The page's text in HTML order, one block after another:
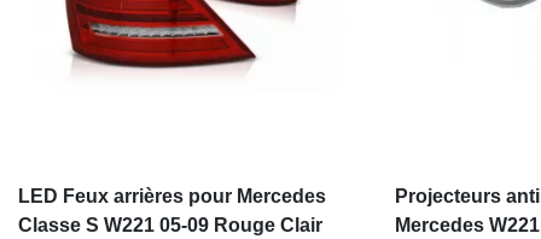
LED Feux arrières pour Mercedes
Classe S W221 05-09 Rouge Clair
Projecteurs
Mercedes